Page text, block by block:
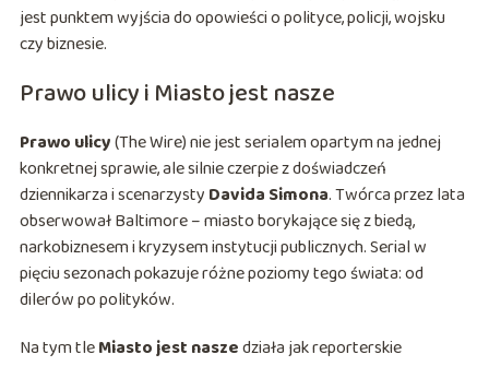
jest punktem wyjścia do opowieści o polityce, policji, wojsku
czy biznesie.
Prawo ulicy i Miasto jest nasze
Prawo ulicy(The Wire) nie jest serialem opartym na jednej
konkretnej sprawie, ale silnie czerpie z doświadczeń
dziennikarza i scenarzysty Davida Simona. Twórca przez lata
obserwował Baltimore – miasto borykające się z biedą,
narkobiznesem i kryzysem instytucji publicznych. Serial w
pięciu sezonach pokazuje różne poziomy tego świata: od
dilerów po polityków.
Na tym tleMiasto jest naszedziała jak reporterskie